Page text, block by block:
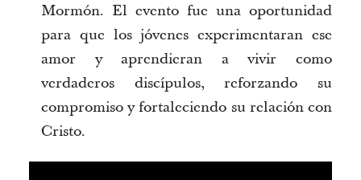
Mormón. El evento fue una oportunidad
para que los jóvenes experimentaran ese
amor y aprendieran a vivir como
verdaderos discípulos, reforzando su
compromiso y fortaleciendo su relación con
Cristo.